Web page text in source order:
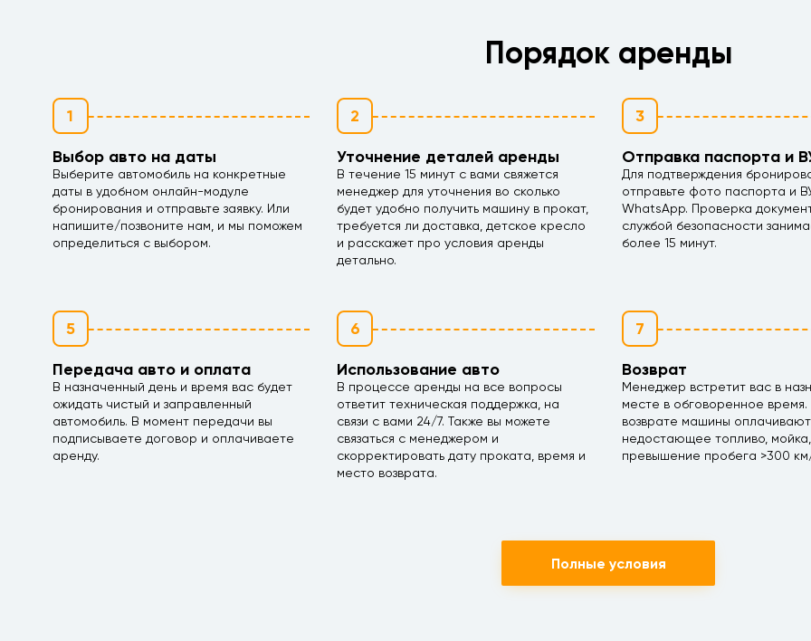
Порядок аренды
1
Выбор авто на даты
Выберите автомобиль на конкретные
даты в удобном онлайн-модуле
бронирования и отправьте заявку. Или
напишите/позвоните нам, и мы поможем
определиться с выбором.
2
Уточнение деталей аренды
В течение 15 минут с вами свяжется
менеджер для уточнения во сколько
будет удобно получить машину в прокат,
требуется ли доставка, детское кресло
и расскажет про условия аренды
детально.
3
Отправка паспорта и
Для подтверждения
отправьте фото паспорта и
WhatsApp. Проверка
службой безопасности
более 15 минут.
5
Передача авто и оплата
В назначенный день и время вас будет
ожидать чистый и заправленный
автомобиль. В момент передачи вы
подписываете договор и оплачиваете
аренду.
6
Использование авто
В процессе аренды на все вопросы
ответит техническая поддержка, на
связи с вами 24/7. Также вы можете
связаться с менеджером и
скорректировать дату проката, время и
место возврата.
7
Возврат
Менеджер встретит вас в
месте в обговоренное время.
возврате машины
недостающее топливо, мойка,
превышение пробега >300
Полные условия